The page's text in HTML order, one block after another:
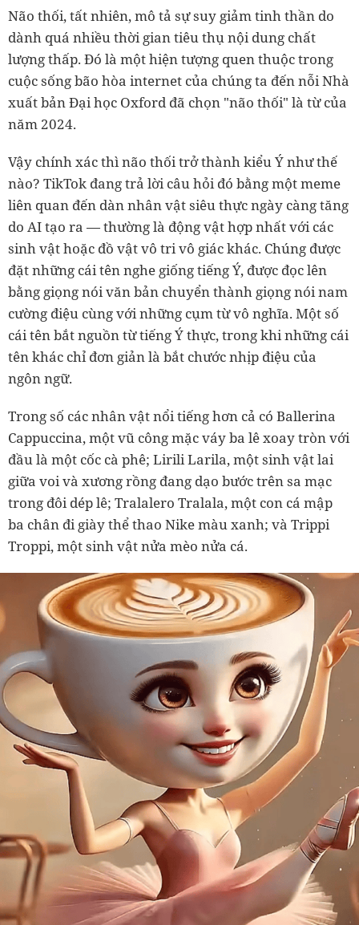
Não thối, tất nhiên, mô tả sự suy giảm tinh thần do
dành quá nhiều thời gian tiêu thụ nội dung chất
lượng thấp. Đó là một hiện tượng quen thuộc trong
cuộc sống bão hòa internet của chúng ta đến nỗi Nhà
xuất bản Đại học Oxford đã chọn "não thối" là từ của
năm 2024.
Vậy chính xác thì não thối trở thành kiểu Ý như thế
nào? TikTok đang trả lời câu hỏi đó bằng một meme
liên quan đến dàn nhân vật siêu thực ngày càng tăng
do AI tạo ra — thường là động vật hợp nhất với các
sinh vật hoặc đồ vật vô tri vô giác khác. Chúng được
đặt những cái tên nghe giống tiếng Ý, được đọc lên
bằng giọng nói văn bản chuyển thành giọng nói nam
cường điệu cùng với những cụm từ vô nghĩa. Một số
cái tên bắt nguồn từ tiếng Ý thực, trong khi những cái
tên khác chỉ đơn giản là bắt chước nhịp điệu của
ngôn ngữ.
Trong số các nhân vật nổi tiếng hơn cả có Ballerina
Cappuccina, một vũ công mặc váy ba lê xoay tròn với
đầu là một cốc cà phê; Lirili Larila, một sinh vật lai
giữa voi và xương rồng đang dạo bước trên sa mạc
trong đôi dép lê; Tralalero Tralala, một con cá mập
ba chân đi giày thể thao Nike màu xanh; và Trippi
Troppi, một sinh vật nửa mèo nửa cá.